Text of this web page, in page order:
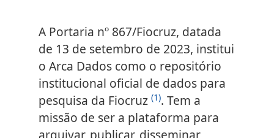
A Portaria nº 867/Fiocruz, datada
de 13 de setembro de 2023, institui
o Arca Dados como o repositório
institucional oficial de dados para
pesquisa da Fiocruz (1). Tem a
missão de ser a plataforma para
arquivar, publicar, disseminar,